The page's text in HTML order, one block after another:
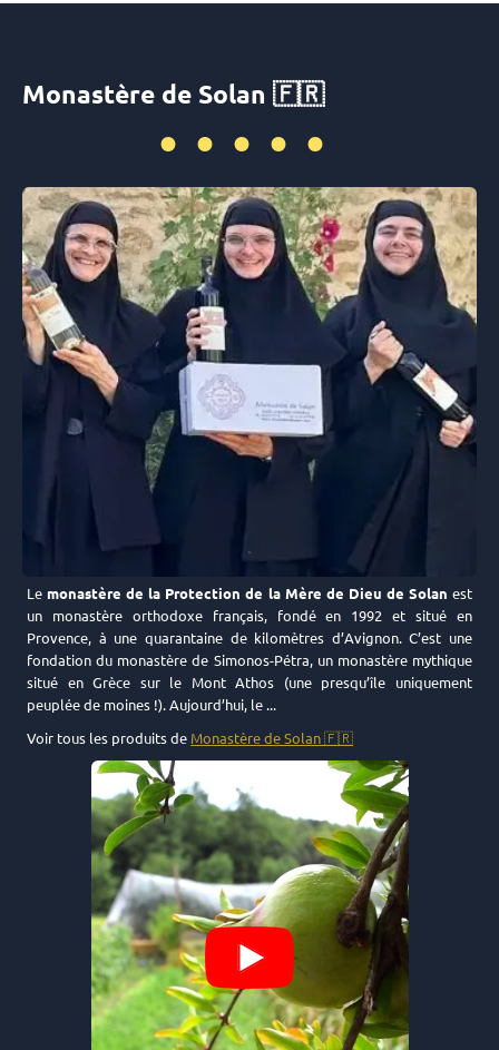
Monastère de Solan 🇫🇷
•••••
Le monastère de la Protection de la Mère de Dieu de Solan est
un monastère orthodoxe français, fondé en 1992 et situé en
Provence, à une quarantaine de kilomètres d’Avignon. C’est une
fondation du monastère de Simonos-Pétra, un monastère mythique
situé en Grèce sur le Mont Athos (une presqu’île uniquement
peuplée de moines !). Aujourd’hui, le ...
Voir tous les produits de Monastère de Solan 🇫🇷